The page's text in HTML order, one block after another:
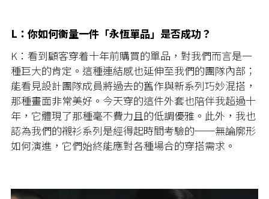
L：你如何衡量一件「永恆單品」是否成功？
K：看到顧客穿着十年前購買的單品，對我們而言是一
種巨大的肯定。這種連結感也延伸至我們的團隊內部；
能看見設計團隊成員將過去的舊作與新系列巧妙混搭，
那種畫面非常美好。今天穿的這件外套也陪伴我超過十
年，它體現了那種毫不費力且的低調優雅。此外，我也
認為我們的襯衫系列是經得起時間考驗的──無論廓形
如何演進，它們始終能應對各種場合的穿搭需求。